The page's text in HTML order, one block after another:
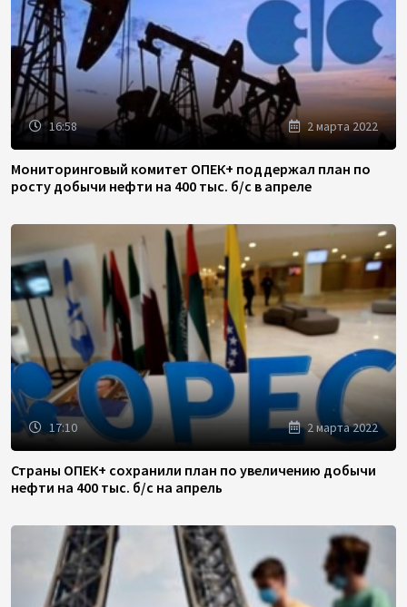
16:58 2 марта 2022
Мониторинговый комитет ОПЕК+ поддержал план по
росту добычи нефти на 400 тыс. б/с в апреле
17:10 2 марта 2022
Страны ОПЕК+ сохранили план по увеличению добычи
нефти на 400 тыс. б/с на апрель